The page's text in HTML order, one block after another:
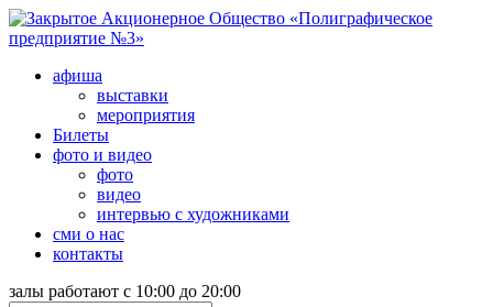
афиша
выставки
мероприятия
Билеты
фото и видео
фото
видео
интервью с художниками
сми о нас
контакты
залы работают с 10:00 до 20:00